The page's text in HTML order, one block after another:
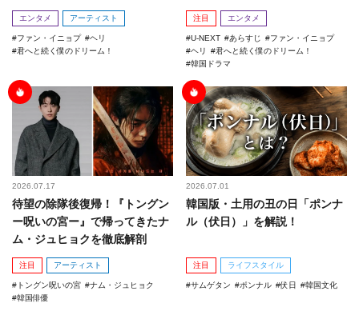
エンタメ アーティスト
ファン・イニョプ
ヘリ
君へと続く僕のドリーム！
注目 エンタメ
U-NEXT あらすじ
ファン・イニョプ
ヘリ
君へと続く僕のドリーム！
韓国ドラマ
2026.07.17
待望の除隊後復帰！『トングン
ー呪いの宮ー』で帰ってきたナ
ム・ジュヒョクを徹底解剖
注目 アーティスト
トングン呪いの宮
ナム・ジュヒョク
韓国俳優
2026.07.01
韓国版・土用の丑の日「ポンナ
ル（伏日）」を解説！
注目 ライフスタイル
サムゲタン ポンナル 伏日 韓国文化